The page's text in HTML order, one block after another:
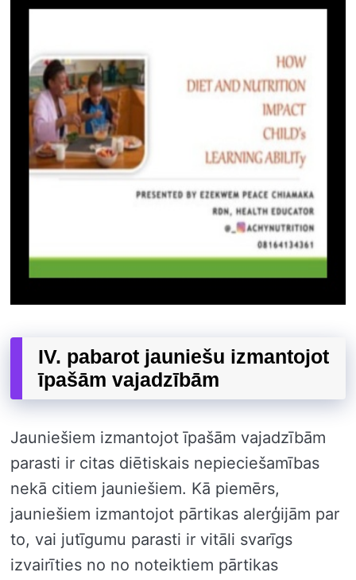
IV. pabarot jauniešu izmantojot
īpašām vajadzībām
Jauniešiem izmantojot īpašām vajadzībām
parasti ir citas diētiskais nepieciešamības
nekā citiem jauniešiem. Kā piemērs,
jauniešiem izmantojot pārtikas alerģijām par
to, vai jutīgumu parasti ir vitāli svarīgs
izvairīties no no noteiktiem pārtikas